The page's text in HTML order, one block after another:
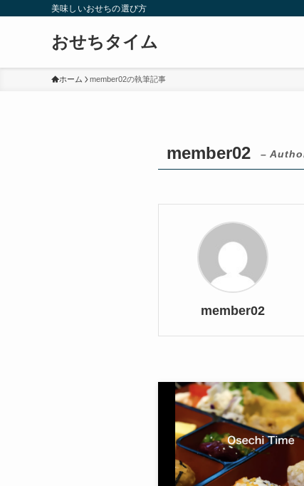
美味しいおせちの選び方
おせちタイム
ホーム member02の執筆記事
member02 –
member02